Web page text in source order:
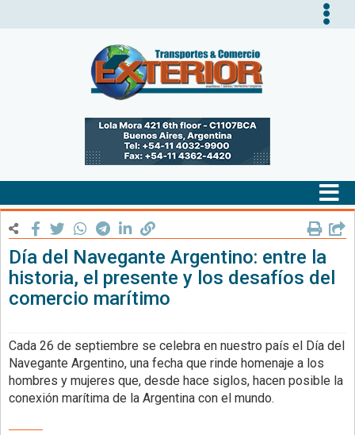
Día del Navegante Argentino: entre la
historia, el presente y los desafíos del
comercio marítimo
Cada 26 de septiembre se celebra en nuestro país el Día del
Navegante Argentino, una fecha que rinde homenaje a los
hombres y mujeres que, desde hace siglos, hacen posible la
conexión marítima de la Argentina con el mundo.